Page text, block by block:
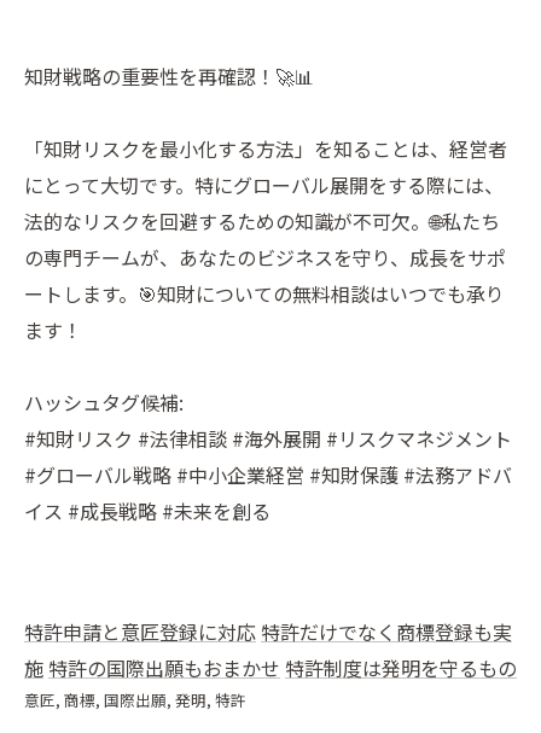
知財戦略の重要性を再確認！🚀📊
「知財リスクを最小化する方法」を知ることは、経営者
にとって大切です。特にグローバル展開をする際には、
法的なリスクを回避するための知識が不可欠。🌐私たち
の専門チームが、あなたのビジネスを守り、成長をサポ
ートします。🎯知財についての無料相談はいつでも承り
ます！
ハッシュタグ候補:
#知財リスク #法律相談 #海外展開 #リスクマネジメント
#グローバル戦略 #中小企業経営 #知財保護 #法務アドバ
イス #成長戦略 #未来を創る
特許申請と意匠登録に対応 特許だけでなく商標登録も実
施 特許の国際出願もおまかせ 特許制度は発明を守るもの
意匠 商標 国際出願 発明 特許